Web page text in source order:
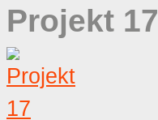
Projekt 17